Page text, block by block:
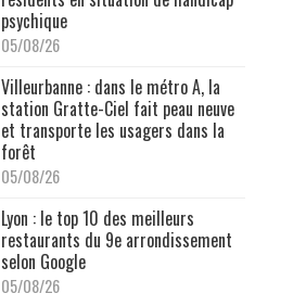
psychique
05/08/26
Villeurbanne : dans le métro A, la
station Gratte-Ciel fait peau neuve
et transporte les usagers dans la
forêt
05/08/26
Lyon : le top 10 des meilleurs
restaurants du 9e arrondissement
selon Google
05/08/26